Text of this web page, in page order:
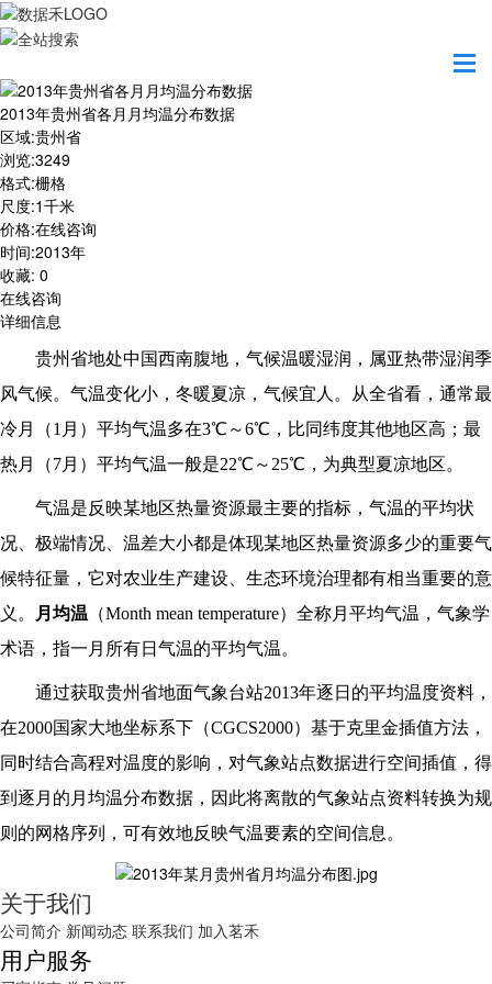
2013年贵州省各月月均温分布数据
区域:贵州省
浏览:3249
格式:栅格
尺度:1千米
价格:在线咨询
时间:2013年
收藏: 0
在线咨询
详细信息
贵州省地处中国西南腹地，气候温暖湿润，属亚热带湿润季
风气候。气温变化小，冬暖夏凉，气候宜人。从全省看，通常最
冷月（1月）平均气温多在3℃～6℃，比同纬度其他地区高；最
热月（7月）平均气温一般是22℃～25℃，为典型夏凉地区。
气温是反映某地区热量资源最主要的指标，气温的平均状
况、极端情况、温差大小都是体现某地区热量资源多少的重要气
候特征量，它对农业生产建设、生态环境治理都有相当重要的意
义。
月均温 （Month mean temperature）全称月平均气温，气象学
术语，指一月所有日气温的平均气温。
通过获取贵州省地面气象台站2013年逐日的平均温度资料，
在2000国家大地坐标系下（CGCS2000）基于克里金插值方法，
同时结合高程对温度的影响，对气象站点数据进行空间插值，得
到逐月的月均温分布数据，因此将离散的气象站点资料转换为规
则的网格序列，可有效地反映气温要素的空间信息。
关于我们
公司简介 新闻动态 联系我们 加入茗禾
用户服务